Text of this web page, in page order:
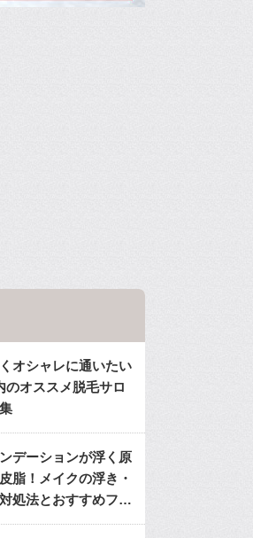
オシャレに通いたい
のオススメ脱毛サロ
デーションが浮く原
脂！メイクの浮き・
処法とおすすめファ